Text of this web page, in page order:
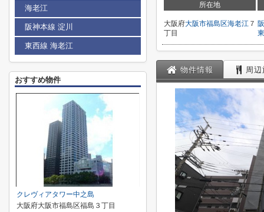
所在地
大阪府大阪市福島区海老江 ７
丁目
物件情報 周
海老江
阪神本線 淀川
東西線 海老江
おすすめ物件
クレヴィアタワー中之島
大阪府大阪市福島区福島３丁目